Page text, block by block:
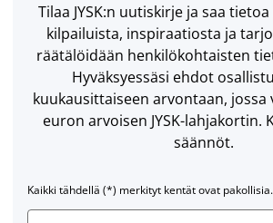
Tilaa JYSK:n uutiskirje ja saa
kilpailuista, inspiraatiosta ja
räätälöidään henkilökohtaisten
Hyväksyessäsi ehdot
kuukausittaiseen arvontaan, jossa
euron arvoisen JYSK-lahjakortin.
säännöt.
Kaikki tähdellä (*) merkityt kentät ovat pakollisia.